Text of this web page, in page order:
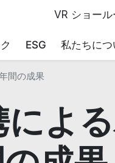
ESG 私たちにつ
VR ショール
間の成果
よ